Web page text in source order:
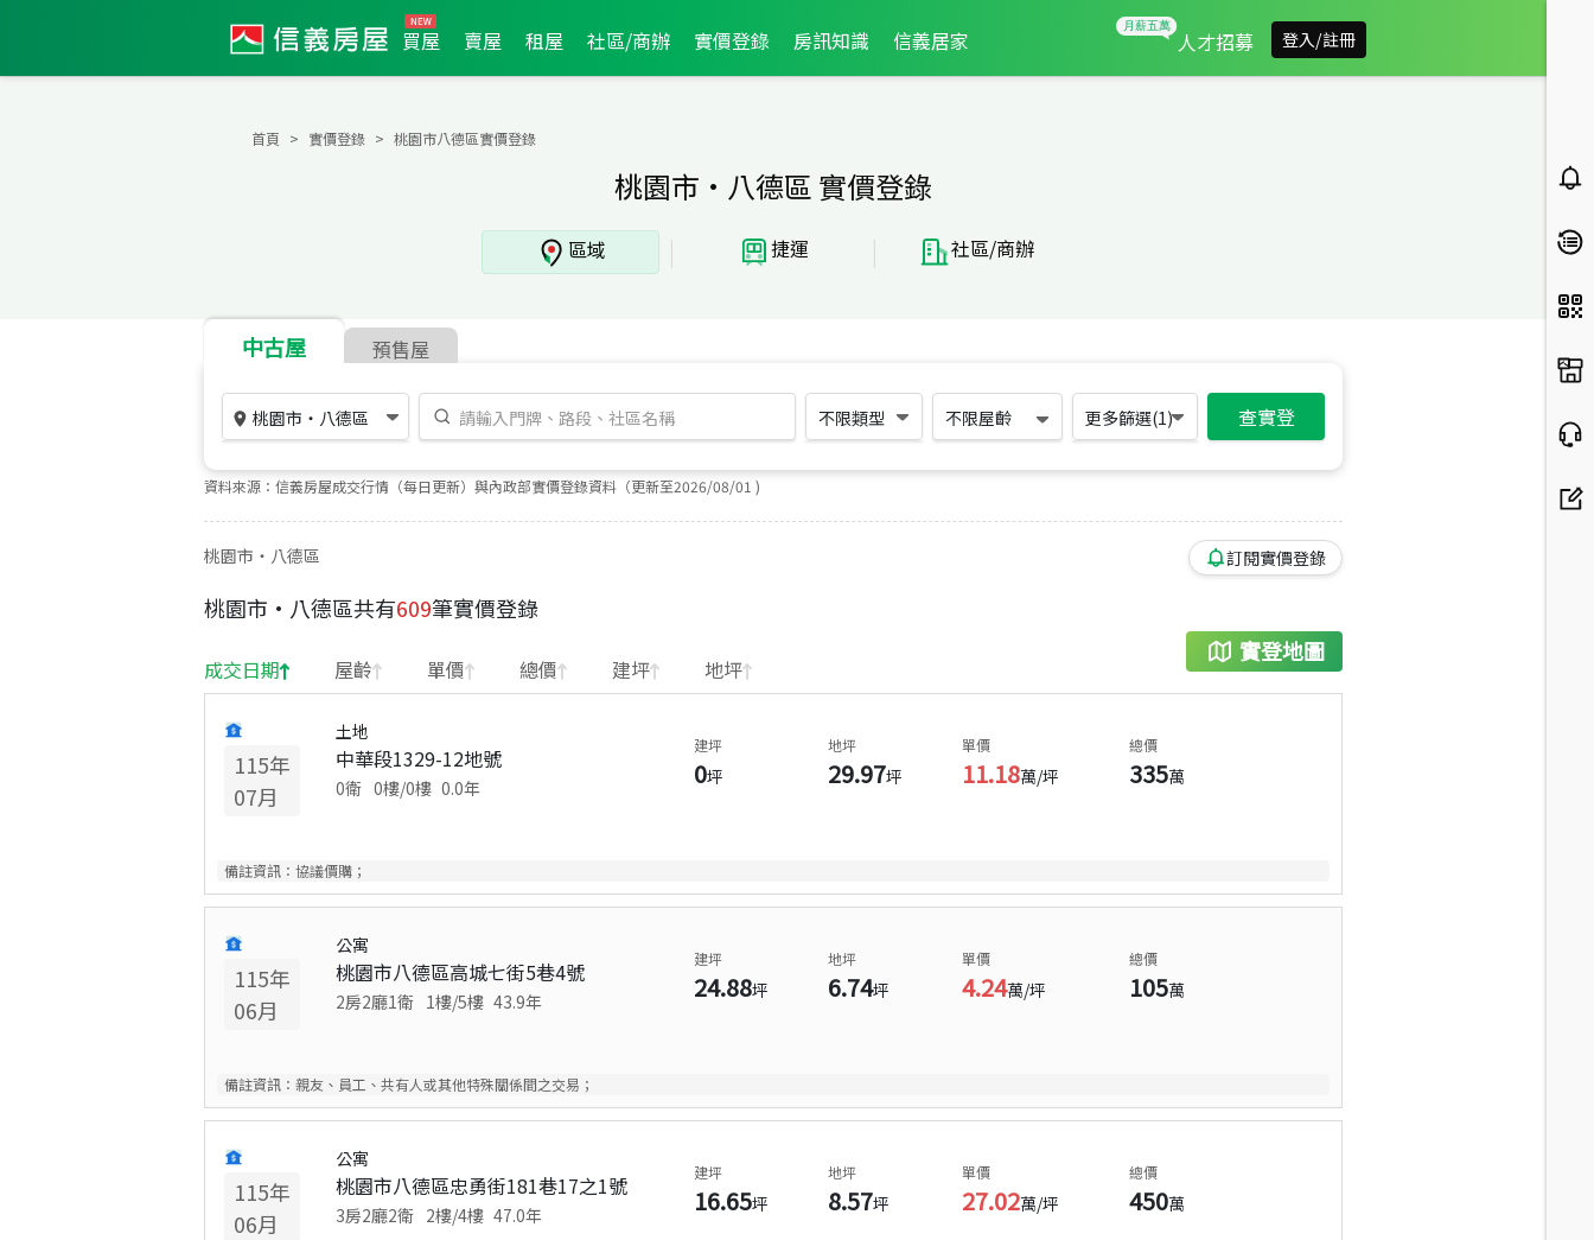
買屋 賣屋 租屋 社區/商辦 實價登錄 房訊知識 信義居家 人才招募 登入/註冊
首頁 實價登錄 桃園市八德區實價登錄
桃園市·八德區 實價登錄
區域 | 捷運 | 社區/商辦
中古屋 預售屋
桃園市 ・ 八德區 不限類型 不限屋齡 更多篩選(1) 查實登
資料來源：信義房屋成交行情（每日更新）與內政部實價登錄資料（更新至2026/08/01 )
桃園市・八德區 訂閱實價登錄
桃園市 · 八德區共有609筆實價登錄
實登地圖
成交日期 屋齡 單價 總價 建坪 地坪
115年
07月
土地
中華段1329-12地號
0衛 0樓/0樓 0.0年
建坪
0坪
地坪
29.97坪
單價
11.18萬/坪
總價
335萬
備註資訊： 協議價購；
115年
06月
公寓
桃園市八德區高城七街5巷4號
2房2廳1衛 1樓/5樓 43.9年
建坪
24.88坪
地坪
6.74坪
單價
4.24萬/坪
總價
105萬
備註資訊： 親友、員工、共有人或其他特殊關係間之交易；
115年
06月
公寓
桃園市八德區忠勇街181巷17之1號
3房2廳2衛 2樓/4樓 47.0年
建坪
16.65坪
地坪
8.57坪
單價
27.02萬/坪
總價
450萬